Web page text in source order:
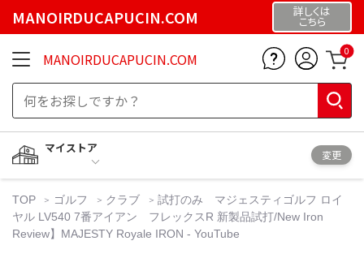
MANOIRDUCAPUCIN.COM 詳しくは
こちら
MANOIRDUCAPUCIN.COM 0
マイストア
変更
TOP ゴルフ クラブ
試打のみ マジェスティゴルフ ロイ
ヤル LV540 7番アイアン フレックスR 新製品試打/New Iron
Review】MAJESTY Royale IRON - YouTube